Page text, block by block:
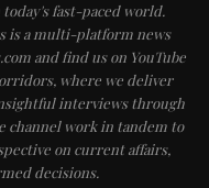
fast-paced world.
is a multi-platform news
and find us on YouTube
where we deliver
interviews through
channel work in tandem to
on current affairs,
decisions.